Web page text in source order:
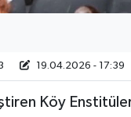
19.04.2026 - 17:39
Köy